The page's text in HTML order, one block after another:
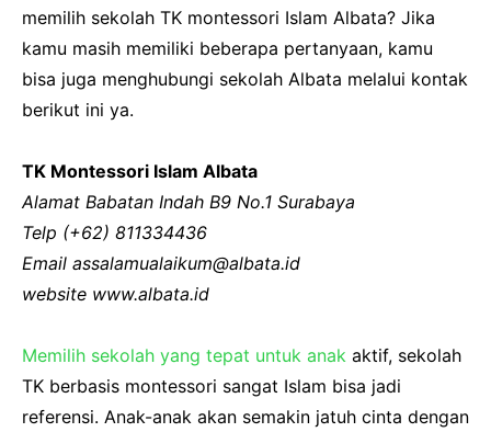
memilih sekolah TK montessori Islam Albata? Jika
kamu masih memiliki beberapa pertanyaan, kamu
bisa juga menghubungi sekolah Albata melalui kontak
berikut ini ya.
TK Montessori Islam Albata
Alamat Babatan Indah B9 No.1 Surabaya
Telp (+62) 811334436
Email assalamualaikum@albata.id
website www.albata.id
Memilih sekolah yang tepat untuk anak aktif, sekolah
TK berbasis montessori sangat Islam bisa jadi
referensi. Anak-anak akan semakin jatuh cinta dengan